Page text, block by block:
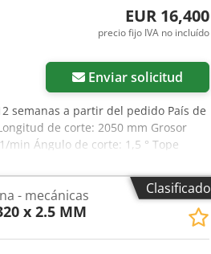
EUR 16,400
precio fijo IVA no incluído
Enviar solicitud
semanas a partir del pedido País de
de corte: 2050 mm Grosor
min Ángulo de corte: 1,5 ° Tope
Ancho de la mesa: 520 mm
máquinas cuentan con un
Tope trasero motorizado de 750
y 2 filos de corte en la cuchilla
Sistema de sujeción mecánica.
de la línea de corte. Pedal. Botón de
Clasificado
- mecánicas
x 2.5 MM